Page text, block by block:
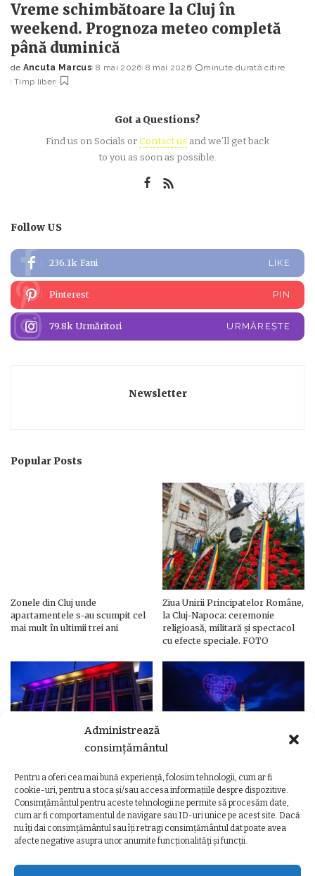
Administrează
consimțământul
Pentru a oferi cea mai bună experiență, folosim tehnologii, cum ar fi
cookie-uri, pentru a stoca și/sau accesa informațiile despre dispozitive.
Consimțământul pentru aceste tehnologii ne permite să procesăm date,
cum ar fi comportamentul de navigare sau ID-uri unice pe acest site. Dacă
nu îți dai consimțământul sau îți retragi consimțământul dat poate avea
afecte negative asupra unor anumite funcționalități și funcții.
Vreme schimbătoare la Cluj în
weekend. Prognoza meteo completă
până duminică
Posted
by
de Ancuta Marcus 8 mai 2026 8 mai 2026
minute durată citire
Timp liber
Got a Questions?
Find us on Socials orContact us and we’ll get back
to you as soon as possible.
Follow US
236.1k Fani LIKE
Pinterest PIN
79.8k Urmăritori URMĂREȘTE
Newsletter
Popular Posts
Zonele din Cluj unde
apartamentele s-au scumpit cel
mai mult în ultimii trei ani
Ziua Unirii Principatelor Române,
la Cluj-Napoca: ceremonie
religioasă, militară și spectacol
cu efecte speciale. FOTO
Ziua Unirii Principatelor Române
– Clădiri și poduri din Cluj,
iluminate în culorile drapelului
Ziua Unirii la Cluj-Napoca.
Programul complet al
evenimentelor